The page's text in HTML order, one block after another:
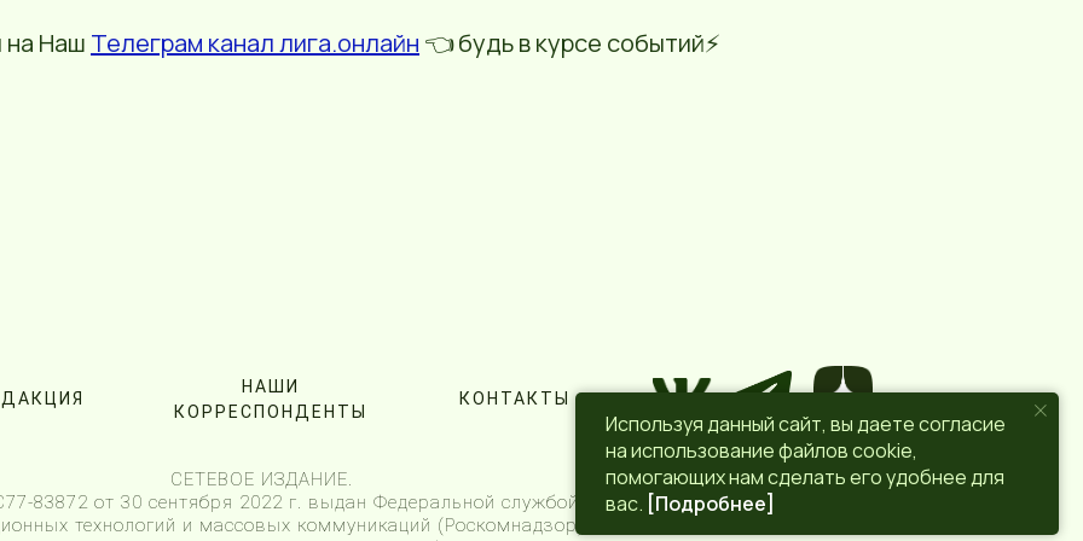
на Наш Телеграм канал лига.онлайн 👈 будь в курсе событий⚡️
Используя данный сайт, вы даете согласие
на использование файлов cookie,
помогающих нам сделать его удобнее для
вас. [Подробнее]
КОНТАКТЫ
НАШИ
КОРРЕСПОНДЕНТЫ
ПОЛИТИКА КОНФИДЕНЦИАЛЬНОСТИ
СЕТЕВОЕ ИЗДАНИЕ.
83872 от 30 сентября 2022 г. выдан Федеральной службой по надзору в сфере связи,
технологий и массовых коммуникаций (Роскомнадзор) 6+.